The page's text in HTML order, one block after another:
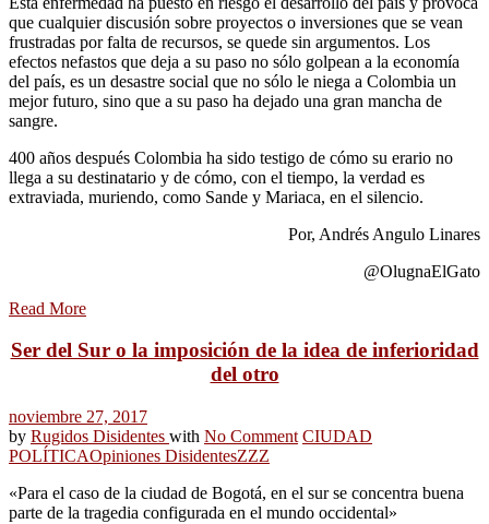
que cualquier discusión sobre proyectos o inversiones que se vean
frustradas por falta de recursos, se quede sin argumentos. Los
efectos nefastos que deja a su paso no sólo golpean a la economía
del país, es un desastre social que no sólo le niega a Colombia un
mejor futuro, sino que a su paso ha dejado una gran mancha de
sangre.
400 años después Colombia ha sido testigo de cómo su erario no
llega a su destinatario y de cómo, con el tiempo, la verdad es
extraviada, muriendo, como Sande y Mariaca, en el silencio.
Por, Andrés Angulo Linares
@OlugnaElGato
Read More
Ser del Sur o la imposición de la idea de inferioridad
del otro
noviembre 27, 2017
by Rugidos Disidentes with No Comment CIUDAD
POLÍTICAOpiniones DisidentesZZZ
«Para el caso de la ciudad de Bogotá, en el sur se concentra buena
parte de la tragedia configurada en el mundo occidental»